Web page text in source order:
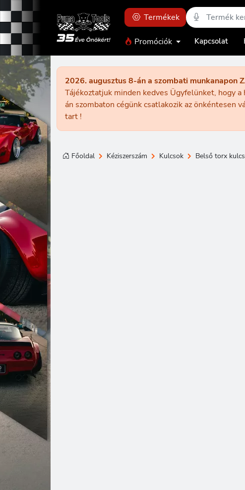
Termékek
Promóciók Kapcsolat
2026. augusztus 8-án a szombati munkanapon
Tájékoztatjuk minden kedves Ügyfelünket, hogy
án szombaton cégünk csatlakozik az önkéntesen
tart !
Főoldal Kéziszerszám Kulcsok Belső torx